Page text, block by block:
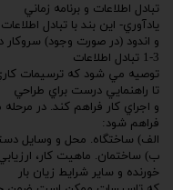
تبادل اطلاعات و برنامه زماني
يادآوري- اين بند با تبادل
و اندود (در صورت وجود) سروكار
1-3 تبادل اطلاعات
توصيه مي شود كه ترسيمات
تا راهنمايي درست براي طراحي
و اجراي كار فراهم كند. در
فراهم شود:
الف) ساختگاه. محل و وسايل
ب) ساختمان. ماهيت كار،
خورنده و ساير شرايط زيان بار